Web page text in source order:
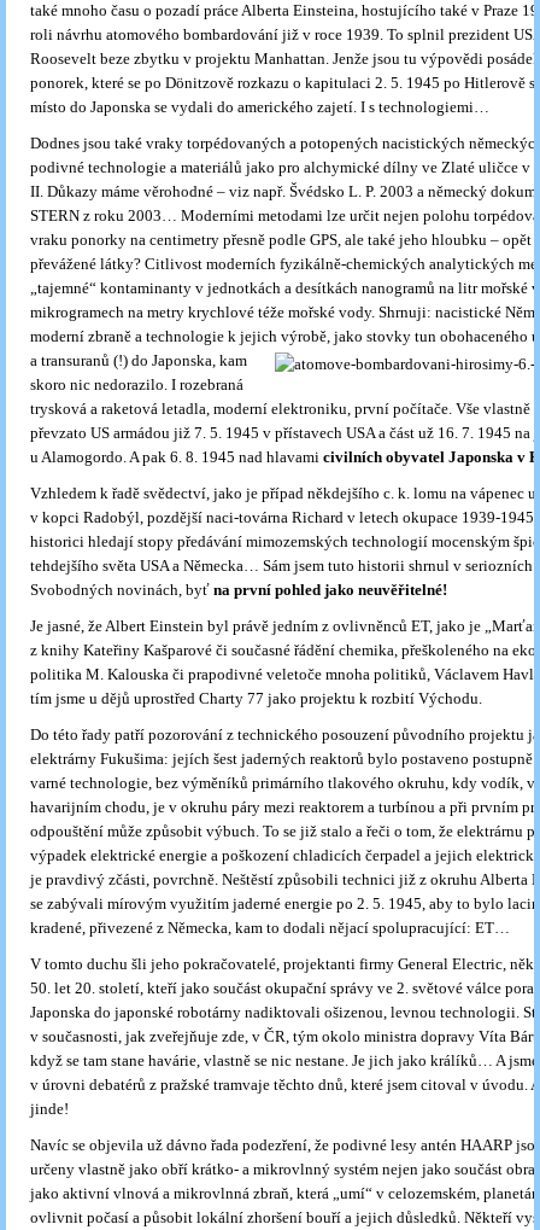
také mnoho času o pozadí práce Alberta Einsteina, hostujícího také v Praze
roli návrhu atomového bombardování již v roce 1939. To splnil prezident
Roosevelt beze zbytku v projektu Manhattan. Jenže jsou tu výpovědi
ponorek, které se po Dönitzově rozkazu o kapitulaci 2. 5. 1945 po Hitlerově
místo do Japonska se vydali do amerického zajetí. I s technologiemi…
Dodnes jsou také vraky torpédovaných a potopených nacistických
podivné technologie a materiálů jako pro alchymické dílny ve Zlaté uličce v
II. Důkazy máme věrohodné – viz např. Švédsko L. P. 2003 a německý
STERN z roku 2003… Moderními metodami lze určit nejen polohu
vraku ponorky na centimetry přesně podle GPS, ale také jeho hloubku – opět
převážené látky? Citlivost moderních fyzikálně-chemických analytických
„tajemné“ kontaminanty v jednotkách a desítkách nanogramů na litr mořské
mikrogramech na metry krychlové téže mořské vody. Shrnuji: nacistické
moderní zbraně a technologie k jejich výrobě, jako stovky tun obohaceného
a transuranů (!) do Japonska, kam
skoro nic nedorazilo. I rozebraná
trysková a raketová letadla, moderní elektroniku, první počítače. Vše vlastně
převzato US armádou již 7. 5. 1945 v přístavech USA a část už 16. 7. 1945 na
u Alamogordo. A pak 6. 8. 1945 nad hlavami civilních obyvatel Japonska v
Vzhledem k řadě svědectví, jako je případ někdejšího c. k. lomu na vápenec
v kopci Radobýl, pozdější naci-továrna Richard v letech okupace 1939-
historici hledají stopy předávání mimozemských technologií mocenským
tehdejšího světa USA a Německa… Sám jsem tuto historii shrnul v seriozních
Svobodných novinách, byť na první pohled jako neuvěřitelné!
Je jasné, že Albert Einstein byl právě jedním z ovlivněnců ET, jako je
z knihy Kateřiny Kašparové či současné řádění chemika, přeškoleného na
politika M. Kalouska či prapodivné veletoče mnoha politiků, Václavem
tím jsme u dějů uprostřed Charty 77 jako projektu k rozbití Východu.
Do této řady patří pozorování z technického posouzení původního projektu
elektrárny Fukušima: jejích šest jaderných reaktorů bylo postaveno postupně.
varné technologie, bez výměníků primárního tlakového okruhu, kdy vodík,
havarijním chodu, je v okruhu páry mezi reaktorem a turbínou a při prvním
odpouštění může způsobit výbuch. To se již stalo a řeči o tom, že elektrárnu
výpadek elektrické energie a poškození chladicích čerpadel a jejich
je pravdivý zčásti, povrchně. Neštěstí způsobili technici již z okruhu Alberta
se zabývali mírovým využitím jaderné energie po 2. 5. 1945, aby to bylo
kradené, přivezené z Německa, kam to dodali nějací spolupracující: ET…
V tomto duchu šli jeho pokračovatelé, projektanti firmy General Electric,
50. let 20. století, kteří jako součást okupační správy ve 2. světové válce
Japonska do japonské robotárny nadiktovali ošizenou, levnou technologii.
v současnosti, jak zveřejňuje zde, v ČR, tým okolo ministra dopravy Víta
když se tam stane havárie, vlastně se nic nestane. Je jich jako králíků… A
v úrovni debatérů z pražské tramvaje těchto dnů, které jsem citoval v úvodu.
jinde!
Navíc se objevila už dávno řada podezření, že podivné lesy antén HAARP
určeny vlastně jako obří krátko- a mikrovlnný systém nejen jako součást
jako aktivní vlnová a mikrovlnná zbraň, která „umí“ v celozemském,
ovlivnit počasí a působit lokální zhoršení bouří a jejich důsledků. Někteří